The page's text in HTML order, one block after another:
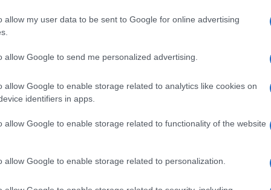
allow my user data to be sent to Google for online advertising
allow Google to send me personalized advertising.
allow Google to enable storage related to analytics like cookies on
identifiers in apps.
allow Google to enable storage related to functionality of the website
allow Google to enable storage related to personalization.
que ofreceMontenegroen un país más
aquí sean aún más atractivas. Los
los mejores lugares que visitar en
antes de que el resto del
del país.
en Montenegro
en